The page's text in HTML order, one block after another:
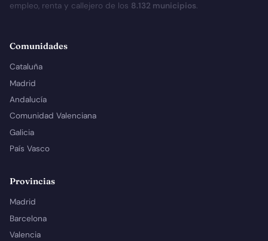
empleo, renta y callejero de los 8.132 municipios.
Comunidades
Cataluña
Madrid
Andalucía
Comunidad Valenciana
Galicia
País Vasco
Provincias
Madrid
Barcelona
Valencia